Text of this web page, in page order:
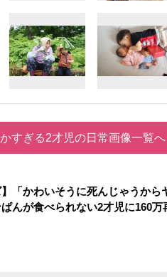
すぎる2才児の日常画像一覧へ
「かわいそうに死んじゃうから
んが食べられない2才児に160万